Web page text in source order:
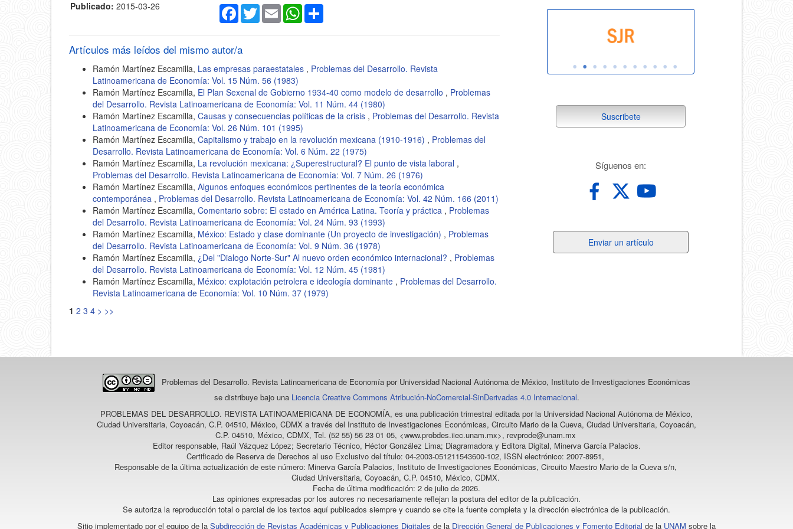
Publicado: 2015-03-26
Facebook
TwitterEmail WhatsApp
Artículos más leídos del mismo autor/a
Ramón Martínez Escamilla, Las empresas paraestatales , Problemas del Desarrollo. Revista
Latinoamericana de Economía: Vol. 15 Núm. 56 (1983)
Ramón Martínez Escamilla, El Plan Sexenal de Gobierno 1934-40 como modelo de desarrollo , Problemas
del Desarrollo. Revista Latinoamericana de Economía: Vol. 11 Núm. 44 (1980)
Ramón Martínez Escamilla, Causas y consecuencias políticas de la crisis , Problemas del Desarrollo. Revista
Latinoamericana de Economía: Vol. 26 Núm. 101 (1995)
Ramón Martínez Escamilla, Capitalismo y trabajo en la revolución mexicana (1910-1916) , Problemas del
Desarrollo. Revista Latinoamericana de Economía: Vol. 6 Núm. 22 (1975)
Ramón Martínez Escamilla, La revolución mexicana: ¿Superestructural? El punto de vista laboral ,
Problemas del Desarrollo. Revista Latinoamericana de Economía: Vol. 7 Núm. 26 (1976)
Ramón Martínez Escamilla, Algunos enfoques económicos pertinentes de la teoría económica
contemporánea , Problemas del Desarrollo. Revista Latinoamericana de Economía: Vol. 42 Núm. 166 (2011)
Ramón Martínez Escamilla, Comentario sobre: El estado en América Latina. Teoría y práctica , Problemas
del Desarrollo. Revista Latinoamericana de Economía: Vol. 24 Núm. 93 (1993)
Ramón Martínez Escamilla, México: Estado y clase dominante (Un proyecto de investigación) , Problemas
del Desarrollo. Revista Latinoamericana de Economía: Vol. 9 Núm. 36 (1978)
Ramón Martínez Escamilla, ¿Del "Dialogo Norte-Sur" Al nuevo orden económico internacional? , Problemas
del Desarrollo. Revista Latinoamericana de Economía: Vol. 12 Núm. 45 (1981)
Ramón Martínez Escamilla, México: explotación petrolera e ideología dominante , Problemas del Desarrollo.
Revista Latinoamericana de Economía: Vol. 10 Núm. 37 (1979)
1 2 3 4 > >>
suscribete
Suscribete
Síguenos en:
un
Enviar un artículo
Problemas del Desarrollo. Revista Latinoamericana de Economía por Universidad Nacional Autónoma de México, Instituto de Investigaciones Económicas
se distribuye bajo una Licencia Creative Commons Atribución-NoComercial-SinDerivadas 4.0 Internacional.
PROBLEMAS DEL DESARROLLO. REVISTA LATINOAMERICANA DE ECONOMÍA, es una publicación trimestral editada por la Universidad Nacional Autónoma de México,
Ciudad Universitaria, Coyoacán, C.P. 04510, México, CDMX a través del Instituto de Investigaciones Económicas, Circuito Mario de la Cueva, Ciudad Universitaria, Coyoacán,
C.P. 04510, México, CDMX, Tel. (52 55) 56 23 01 05, <www.probdes.iiec.unam.mx>, revprode@unam.mx
Editor responsable, Raúl Vázquez López; Secretario Técnico, Héctor González Lima; Diagramadora y Editora Digital, Minerva García Palacios.
Certificado de Reserva de Derechos al uso Exclusivo del título: 04-2003-051211543600-102, ISSN electrónico: 2007-8951,
Responsable de la última actualización de este número: Minerva García Palacios, Instituto de Investigaciones Económicas, Circuito Maestro Mario de la Cueva s/n,
Ciudad Universitaria, Coyoacán, C.P. 04510, México, CDMX.
Fecha de última modificación: 2 de julio de 2026.
Las opiniones expresadas por los autores no necesariamente reflejan la postura del editor de la publicación.
Se autoriza la reproducción total o parcial de los textos aquí publicados siempre y cuando se cite la fuente completa y la dirección electrónica de la publicación.
Sitio implementado por el equipo de la Subdirección de Revistas Académicas y Publicaciones Digitales de la Dirección General de Publicaciones y Fomento Editorial de la UNAM sobre la